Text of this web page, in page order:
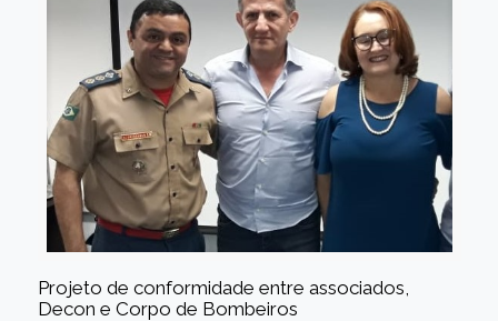
Projeto de conformidade entre associados,
Decon e Corpo de Bombeiros